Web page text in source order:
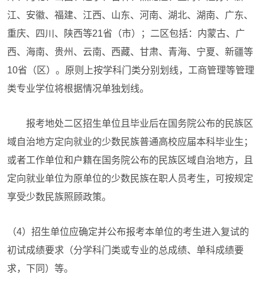
江、安徽、福建、江西、山东、河南、湖北、湖南、广东、
重庆、四川、陕西等21省（市）；二区包括：内蒙古、广
西、海南、贵州、云南、西藏、甘肃、青海、宁夏、新疆等
10省（区）。原则上按学科门类分别划线，工商管理等管理
类专业学位将根据情况单独划线。
报考地处二区招生单位且毕业后在国务院公布的民族区
域自治地方定向就业的少数民族普通高校应届本科毕业生；
或者工作单位和户籍在国务院公布的民族区域自治地方，且
定向就业单位为原单位的少数民族在职人员考生，可按规定
享受少数民族照顾政策。
（4）招生单位应确定并公布报考本单位的考生进入复试的
初试成绩要求（分学科门类或专业的总成绩、单科成绩要
求，下同）等。